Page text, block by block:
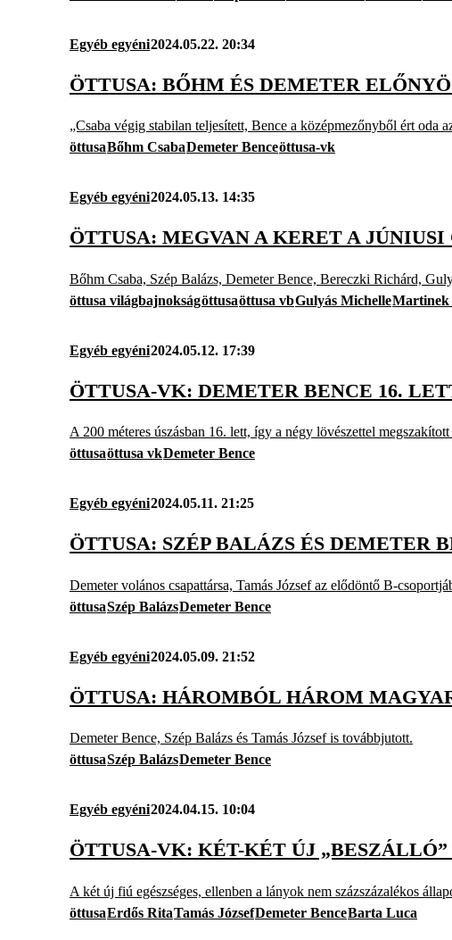
Egyéb egyéni2024.05.22. 20:34
ÖTTUSA: BŐHM ÉS DEMETER
„Csaba végig stabilan teljesített, Bence a középmezőnyből ért oda
öttusaBőhm CsabaDemeter Benceöttusa-vk
Egyéb egyéni2024.05.13. 14:35
ÖTTUSA: MEGVAN A KERET A
Bőhm Csaba, Szép Balázs, Demeter Bence, Bereczki Richárd,
öttusa világbajnokságöttusaöttusa vbGulyás MichelleMartinek
Egyéb egyéni2024.05.12. 17:39
ÖTTUSA-VK: DEMETER BENCE 16.
A 200 méteres úszásban 16. lett, így a négy lövészettel
öttusaöttusa vkDemeter Bence
Egyéb egyéni2024.05.11. 21:25
ÖTTUSA: SZÉP BALÁZS ÉS DEMETER
Demeter volános csapattársa, Tamás József az elődöntő B-
öttusaSzép BalázsDemeter Bence
Egyéb egyéni2024.05.09. 21:52
ÖTTUSA: HÁROMBÓL HÁROM
Demeter Bence, Szép Balázs és Tamás József is továbbjutott.
öttusaSzép BalázsDemeter Bence
Egyéb egyéni2024.04.15. 10:04
ÖTTUSA-VK: KÉT-KÉT ÚJ
A két új fiú egészséges, ellenben a lányok nem százszázalékos
öttusaErdős RitaTamás JózsefDemeter BenceBarta Luca